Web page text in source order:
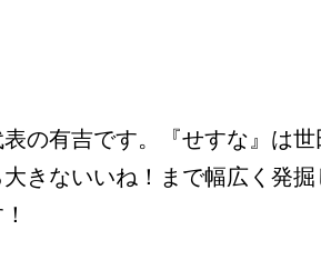
の有吉です。『せすな』は
きないいね！まで幅広く発